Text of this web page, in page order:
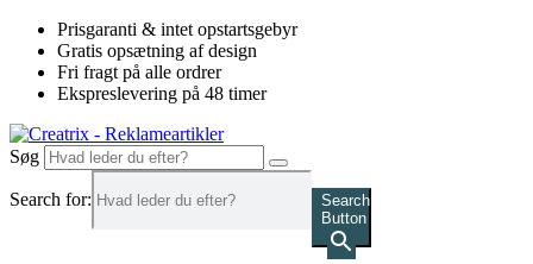
Videre
indhold
Prisgaranti & intet opstartsgebyr
Gratis opsætning af design
Fri fragt på alle ordrer
Ekspreslevering på 48 timer
Søg
Search for:
Search
Button